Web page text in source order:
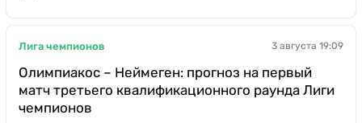
Лига чемпионов 3 августа 19:09
Олимпиакос – Неймеген: прогноз на первый
матч третьего квалификационного раунда Лиги
чемпионов